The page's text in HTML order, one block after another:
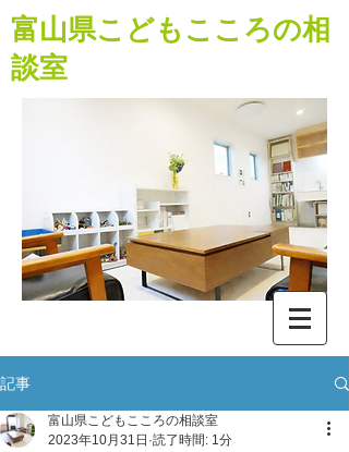
​富山県こどもこころの相
談室
記事
富山県こどもこころの相談室
2023年10月31日 読了時間: 1分